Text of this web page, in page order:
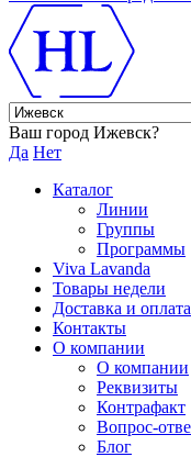
Ваш город Ижевск?
Да Нет
Каталог
Линии
Группы
Программы
Viva Lavanda
Товары недели
Доставка и оплата
Контакты
О компании
О компании
Реквизиты
Контрафакт
Вопрос-
Блог